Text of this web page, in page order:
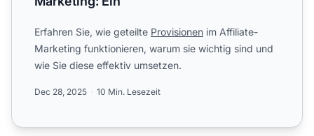
Erfahren Sie, wie geteilte Provisionen im Affiliate-
Marketing funktionieren, warum sie wichtig sind und
wie Sie diese effektiv umsetzen.
Dec 28, 2025 10 Min. Lesezeit